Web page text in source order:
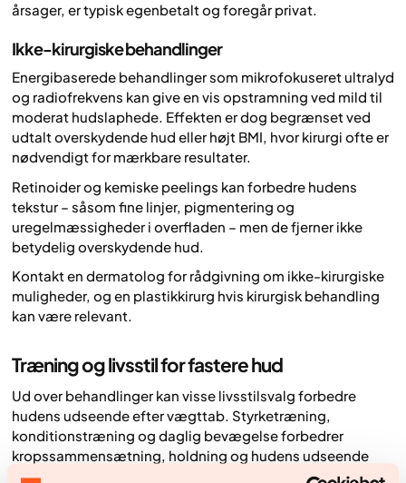
årsager, er typisk egenbetalt og foregår privat.
Ikke-kirurgiske behandlinger
Energibaserede behandlinger som mikrofokuseret ultralyd
og radiofrekvens kan give en vis opstramning ved mild til
moderat hudslaphede. Effekten er dog begrænset ved
udtalt overskydende hud eller højt BMI, hvor kirurgi ofte er
nødvendigt for mærkbare resultater.
Retinoider og kemiske peelings kan forbedre hudens
tekstur – såsom fine linjer, pigmentering og
uregelmæssigheder i overfladen – men de fjerner ikke
betydelig overskydende hud.
Kontakt en dermatolog for rådgivning om ikke-kirurgiske
muligheder, og en plastikkirurg hvis kirurgisk behandling
kan være relevant.
Træning og livsstil for fastere hud
Ud over behandlinger kan visse livsstilsvalg forbedre
hudens udseende efter vægttab. Styrketræning,
konditionstræning og daglig bevægelse forbedrer
kropssammensætning, holdning og hudens udseende
over musklerne. At kombinere dette med rygestop,